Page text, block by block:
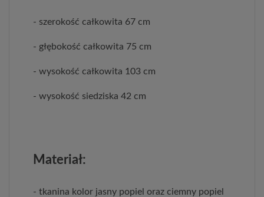
- szerokość całkowita 67 cm
- głębokość całkowita 75 cm
- wysokość całkowita 103 cm
- wysokość siedziska 42 cm
Materiał:
- tkanina kolor jasny popiel oraz ciemny popiel